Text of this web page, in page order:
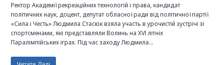
Ректор Академії рекреаційних технологій і права, кандидат
політичних наук, доцент, депутат обласної ради від політичної партії
«Сила і Честь» Людмила Стасюк взяла участь в урочистій зустрічі зі
спортсменами, які представляли Волинь на XVІ літніх
Паралімпійських іграх. Під час заходу Людмила…